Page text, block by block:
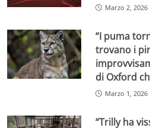
Marzo 2, 2026
“I puma
trovano i
di Oxford
Marzo 1, 2026
“Trilly ha